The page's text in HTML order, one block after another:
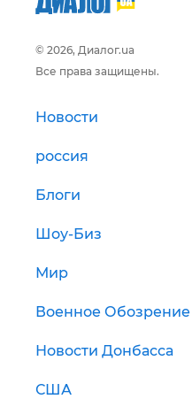
© 2026, Диалог.ua
Все права защищены.
Новости
россия
Блоги
Шоу-Биз
Мир
Военное Обозрение
Новости Донбасса
США